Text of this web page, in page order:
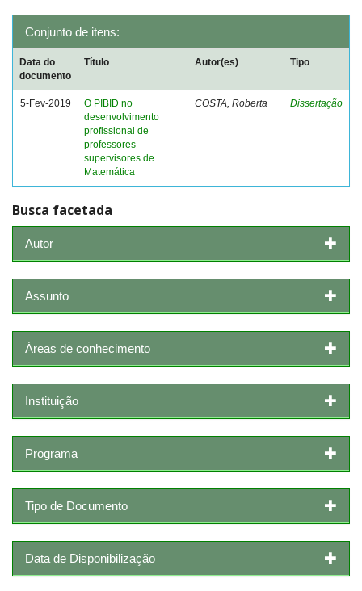
Conjunto de itens:
Data do
documento
Título Autor(es) Tipo
5-Fev-2019
O PIBID no
desenvolvimento
profissional de
professores
supervisores de
Matemática
COSTA, Roberta Dissertação
Busca facetada
Autor
Assunto
Áreas de conhecimento
Instituição
Programa
Tipo de Documento
Data de Disponibilização